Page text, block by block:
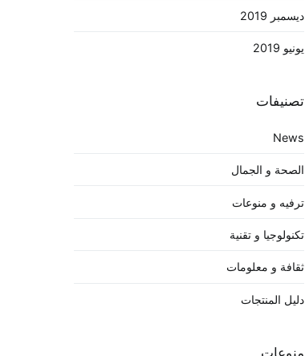
ديسمبر 2019
يونيو 2019
تصنيفات
News
الصحة و الجمال
ترفيه و منوعات
تكنولوجيا و تقنية
ثقافة و معلومات
دليل المنتجات
منوعات